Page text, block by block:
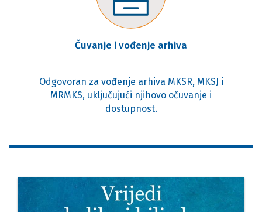
Čuvanje i vođenje arhiva
Odgovoran za vođenje arhiva MKSR, MKSJ i
MRMKS, uključujući njihovo očuvanje i
dostupnost.